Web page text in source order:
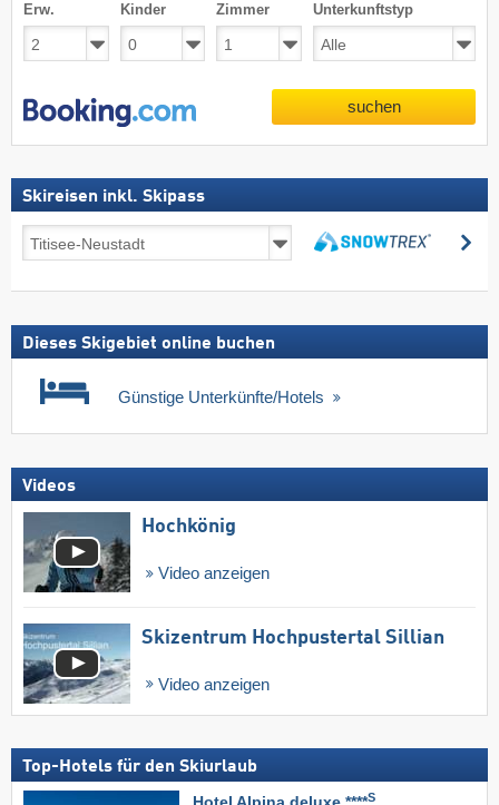
Erw. Kinder Zimmer Unterkunftstyp
suchen
Skireisen inkl. Skipass
Skireisen
inkl.
Dieses Skigebiet online buchen
Günstige Unterkünfte/Hotels
Videos
Hochkönig
Video anzeigen
Skizentrum Hochpustertal Sillian
Video anzeigen
Top-Hotels für den Skiurlaub
S